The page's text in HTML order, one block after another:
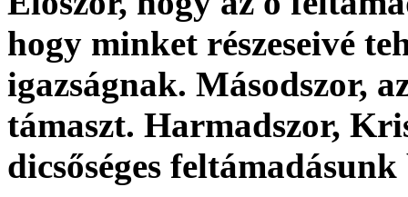
hogy minket részeseivé
igazságnak. Másodszor,
támaszt. Harmadszor,
dicsőséges